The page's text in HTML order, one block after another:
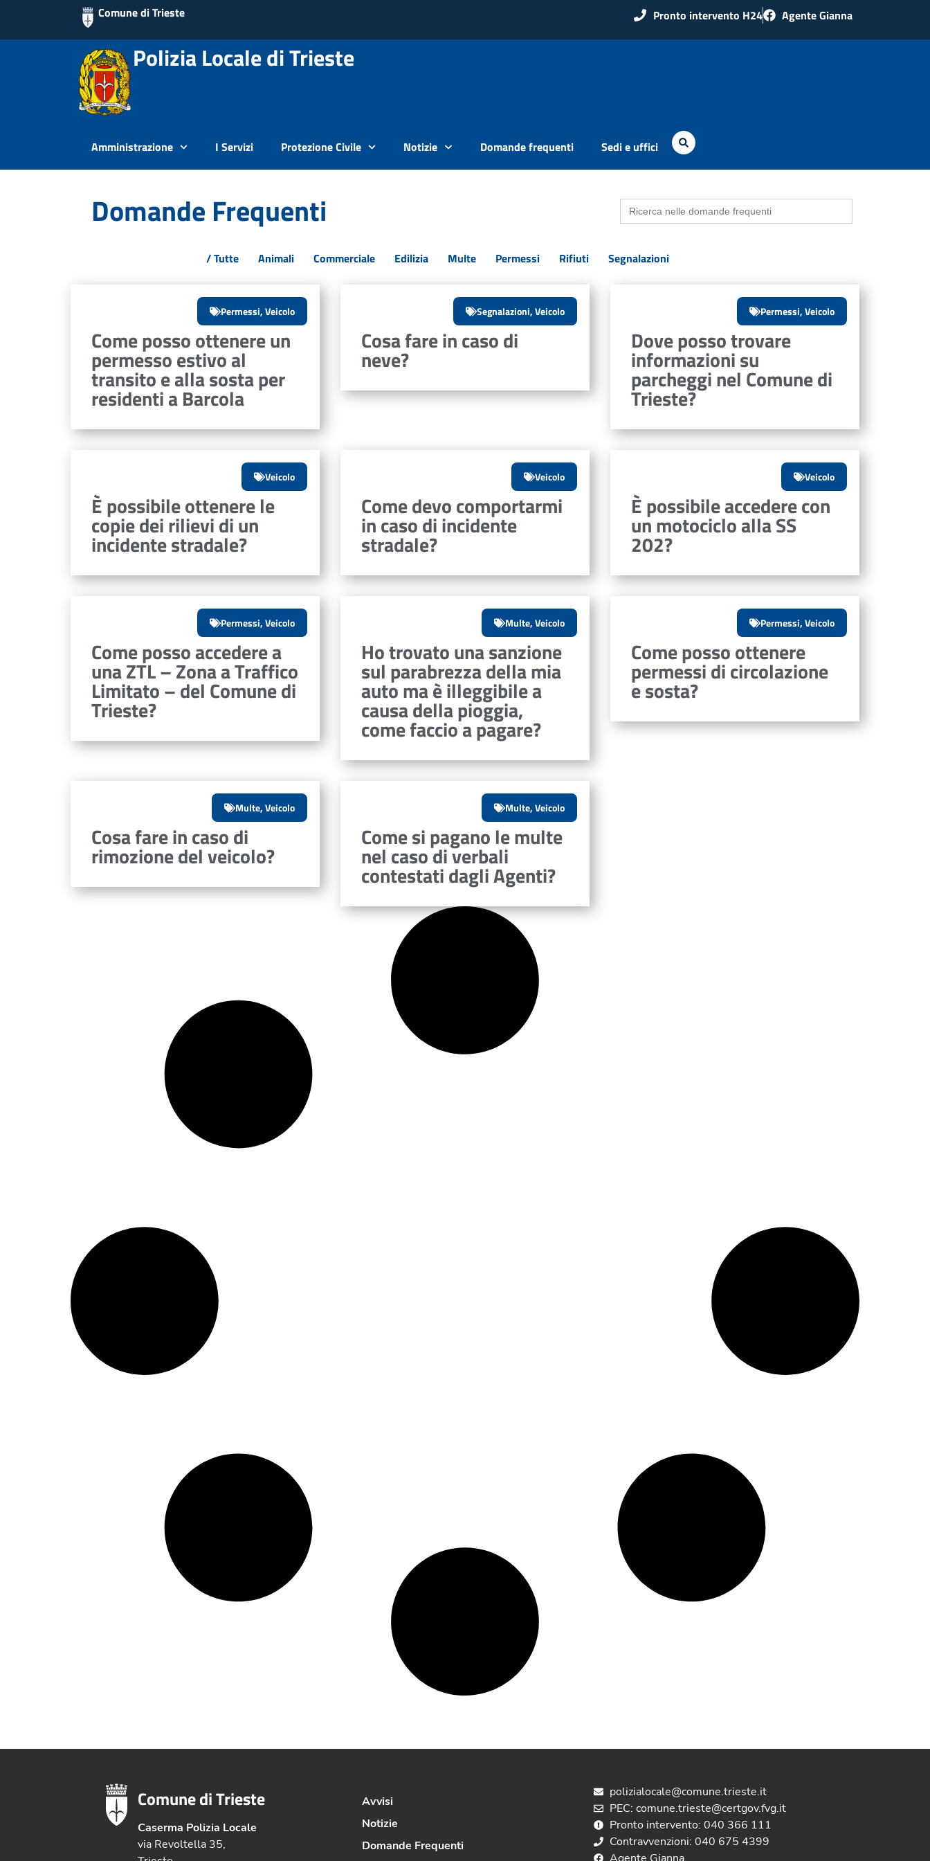
Comune di Trieste Pronto intervento H24 Agente Gianna
Polizia Locale di Trieste
Amministrazione I Servizi Protezione Civile Notizie Domande frequenti Sedi e uffici
Domande Frequenti Search
for:
/ Tutte Animali Commerciale Edilizia Multe Permessi Rifiuti Segnalazioni
Permessi,Veicolo
Come posso ottenere un
permesso estivo al
transito e alla sosta per
residenti a Barcola
Segnalazioni,Veicolo
Cosa fare in caso di
neve?
Permessi,Veicolo
Dove posso trovare
informazioni su
parcheggi nel Comune di
Trieste?
Veicolo
È possibile ottenere le
copie dei rilievi di un
incidente stradale?
Veicolo
Come devo comportarmi
in caso di incidente
stradale?
Veicolo
È possibile accedere con
un motociclo alla SS
202?
Permessi,Veicolo
Come posso accedere a
una ZTL – Zona a Traffico
Limitato – del Comune di
Trieste?
Multe,Veicolo
Ho trovato una sanzione
sul parabrezza della mia
auto ma è illeggibile a
causa della pioggia,
come faccio a pagare?
Permessi,Veicolo
Come posso ottenere
permessi di circolazione
e sosta?
Multe,Veicolo
Cosa fare in caso di
rimozione del veicolo?
Multe,Veicolo
Come si pagano le multe
nel caso di verbali
contestati dagli Agenti?
Comune di Trieste
Caserma Polizia Locale
via Revoltella 35,
Avvisi
Notizie
Domande Frequenti
polizialocale@comune.trieste.it
PEC: comune.trieste@certgov.fvg.it
Pronto intervento: 040 366 111
Contravvenzioni: 040 675 4399